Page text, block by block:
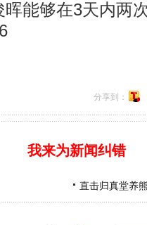
能够在3天内两
分享到：
我来为新闻纠错
直击归真堂养